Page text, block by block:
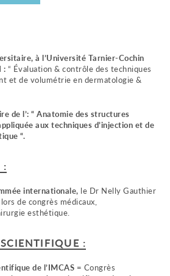
à l’Université Tarnier-Cochin
: “ Évaluation & contrôle des techniques
et de volumétrie en dermatologie &
de l’: “ Anatomie des structures
aux techniques d’injection et de
“.
:
internationale, le Dr Nelly Gauthier
de congrès médicaux,
esthétique.
:
de l’IMCAS = Congrès